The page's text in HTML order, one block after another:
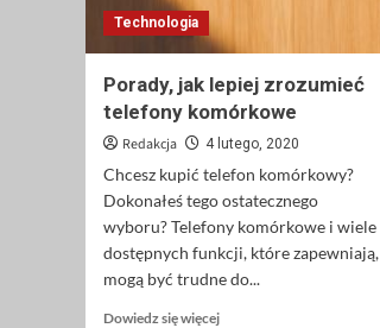
Technologia
Porady, jak lepiej zrozumieć
telefony komórkowe
Redakcja 4 lutego, 2020
Chcesz kupić telefon komórkowy?
Dokonałeś tego ostatecznego
wyboru? Telefony komórkowe i wiele
dostępnych funkcji, które zapewniają,
mogą być trudne do...
Dowiedz się więcejDowiedz